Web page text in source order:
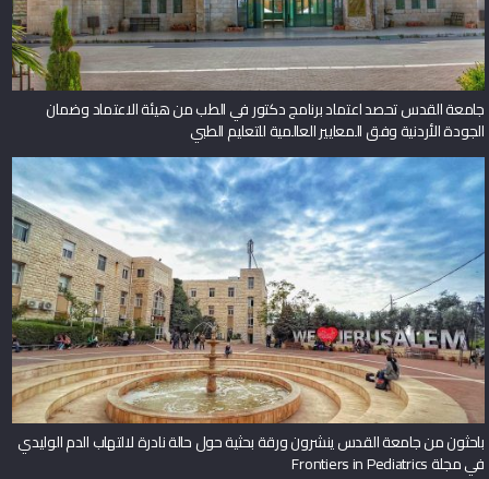
جامعة القدس تحصد اعتماد برنامج دكتور في الطب من هيئة الاعتماد وضمان
الجودة الأردنية وفق المعايير العالمية للتعليم الطبي
باحثون من جامعة القدس ينشرون ورقة بحثية حول حالة نادرة لالتهاب الدم الوليدي
في مجلة Frontiers in Pediatrics